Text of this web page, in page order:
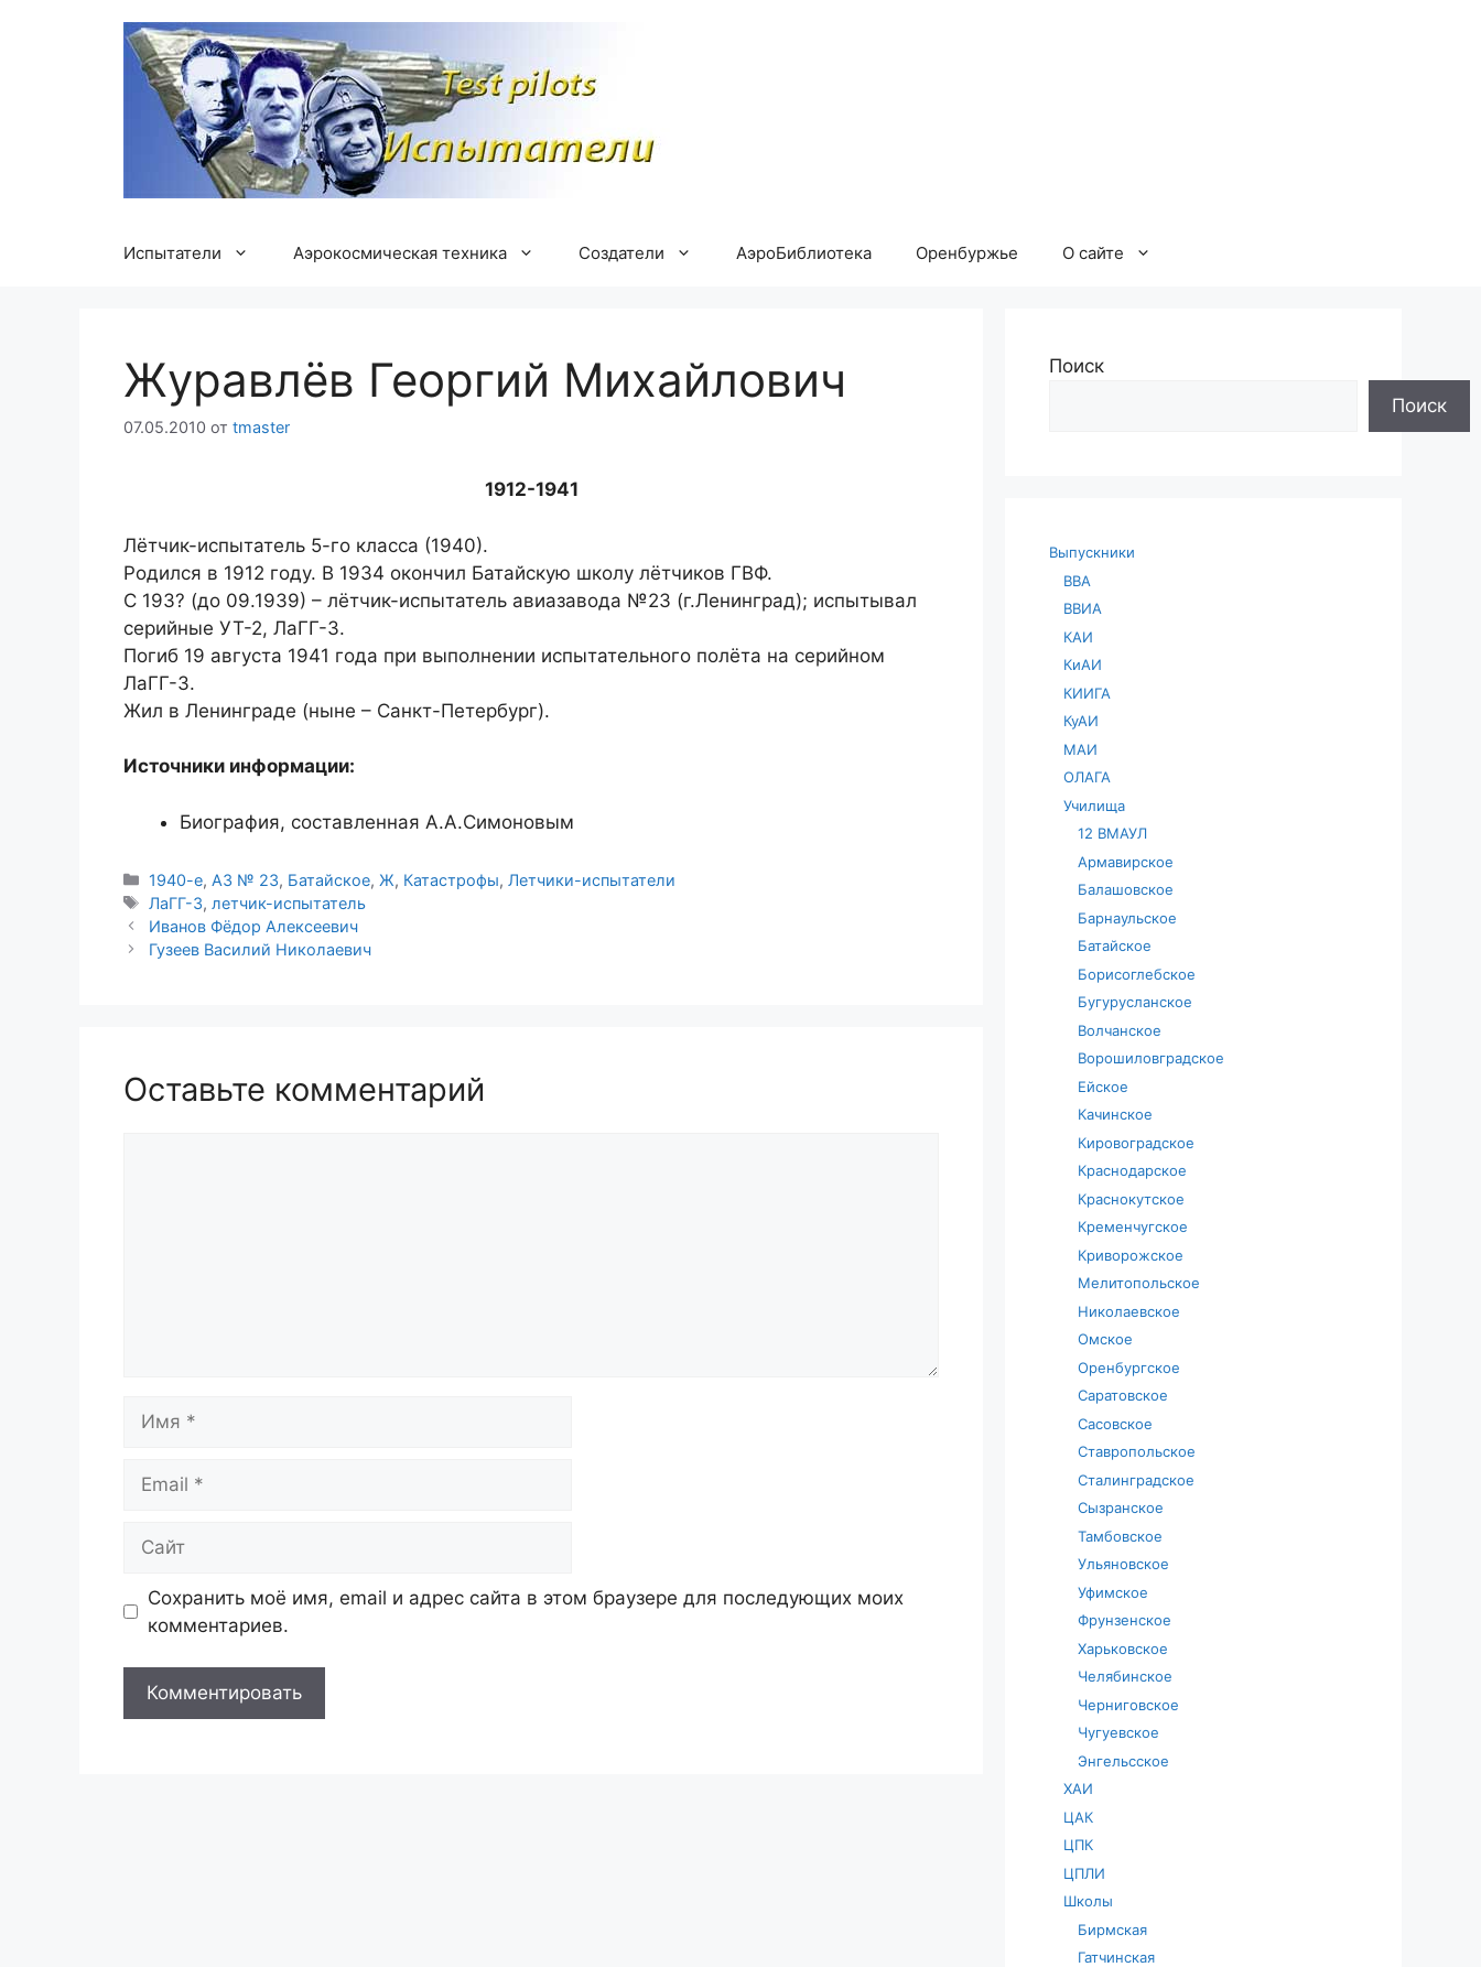
Испытатели Аэрокосмическая техника Создатели АэроБиблиотека Оренбуржье О сайте
Журавлёв Георгий Михайлович
07.05.2010 от tmaster
1912-1941
Лётчик-испытатель 5-го класса (1940).
Родился в 1912 году. В 1934 окончил Батайскую школу лётчиков ГВФ.
С 193? (до 09.1939) – лётчик-испытатель авиазавода №23 (г.Ленинград); испытывал
серийные УТ-2, ЛаГГ-3.
Погиб 19 августа 1941 года при выполнении испытательного полёта на серийном
ЛаГГ-3.
Жил в Ленинграде (ныне – Санкт-Петербург).
Источники информации:
Биография, составленная А.А.Симоновым
Рубрики
1940-е, АЗ № 23, Батайское, Ж, Катастрофы,Летчики-испытатели
Метки
ЛаГГ-3, летчик-испытатель
Иванов Фёдор Алексеевич
Гузеев Василий Николаевич
Оставьте комментарий
Сохранить моё имя, email и адрес сайта в этом браузере для последующих моих
комментариев.
Поиск
Поиск
Выпускники
ВВА
ВВИА
КАИ
КиАИ
КИИГА
КуАИ
МАИ
ОЛАГА
Училища
12 ВМАУЛ
Армавирское
Балашовское
Барнаульское
Батайское
Борисоглебское
Бугурусланское
Волчанское
Ворошиловградское
Ейское
Качинское
Кировоградское
Краснодарское
Краснокутское
Кременчугское
Криворожское
Мелитопольское
Николаевское
Омское
Оренбургское
Саратовское
Сасовское
Ставропольское
Сталинградское
Сызранское
Тамбовское
Ульяновское
Уфимское
Фрунзенское
Харьковское
Челябинское
Черниговское
Чугуевское
Энгельсское
ХАИ
ЦАК
ЦПК
ЦПЛИ
Школы
Бирмская
Гатчинская